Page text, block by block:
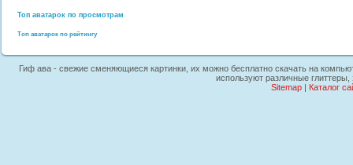
Топ аватарок по просмотрам
Топ аватарок по рейтингу
Гиф ава - свежие сменяющиеся картинки, их можно бесплатно скачать на
используют различные
Sitemap| Каталог